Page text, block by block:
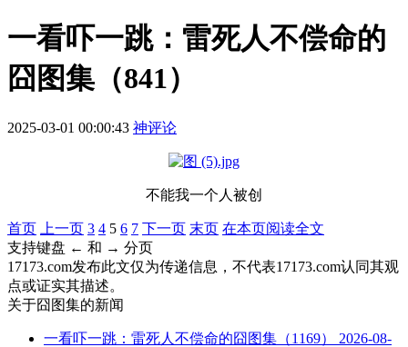
一看吓一跳：雷死人不偿命的
囧图集（841）
2025-03-01 00:00:43 神评论
不能我一个人被创
首页 上一页 3 4 5 6 7 下一页 末页 在本页阅读全文
支持键盘 ← 和 → 分页
17173.com发布此文仅为传递信息，不代表17173.com认同其观
点或证实其描述。
关于囧图集的新闻
一看吓一跳：雷死人不偿命的囧图集（1169）
2026-08-